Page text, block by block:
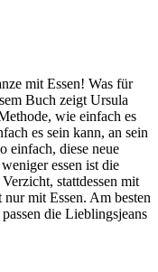
mit Essen! Was für
Buch zeigt Ursula
wie einfach es
es sein kann, an sein
einfach, diese neue
essen ist die
stattdessen mit
mit Essen. Am besten
die Lieblingsjeans